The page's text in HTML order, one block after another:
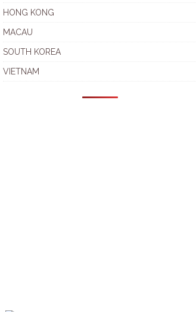
HONG KONG
MACAU
SOUTH KOREA
VIETNAM